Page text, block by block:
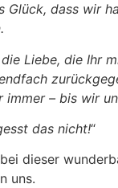
Glück, dass wir
Liebe, die Ihr
– bis wir
das nicht!“
dieser
uns.